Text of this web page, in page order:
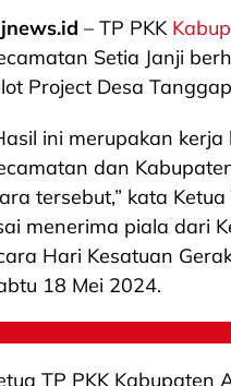
– TP PKK
Setia Janji
Project Desa
ini merupakan
dan
tersebut,” kata
menerima piala dari
Hari Kesatuan
18 Mei 2024.
TP PKK